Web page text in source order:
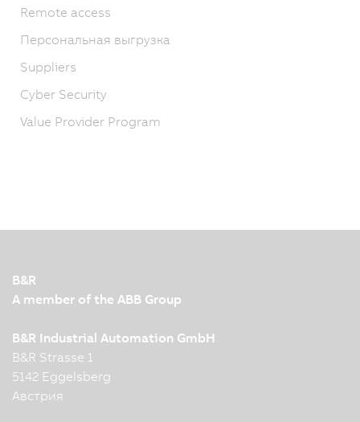
Remote access
Персональная выгрузка
Suppliers
Cyber Security
Value Provider Program
B&R
A member of the ABB Group
B&R Industrial Automation GmbH
B&R Strasse 1
5142 Eggelsberg
Австрия